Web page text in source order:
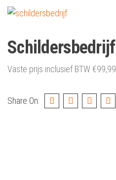
Schildersbedrijf
Vaste prijs inclusief BTW€99,99
Share On: